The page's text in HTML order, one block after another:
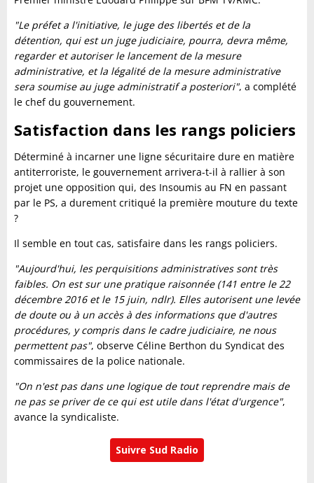
"Le préfet a l'initiative, le juge des libertés et de la
détention, qui est un juge judiciaire, pourra, devra même,
regarder et autoriser le lancement de la mesure
administrative, et la légalité de la mesure administrative
sera soumise au juge administratif a posteriori", a complété
le chef du gouvernement.
Satisfaction dans les rangs policiers
Déterminé à incarner une ligne sécuritaire dure en matière
antiterroriste, le gouvernement arrivera-t-il à rallier à son
projet une opposition qui, des Insoumis au FN en passant
par le PS, a durement critiqué la première mouture du texte
?
Il semble en tout cas, satisfaire dans les rangs policiers.
"Aujourd'hui, les perquisitions administratives sont très
faibles. On est sur une pratique raisonnée (141 entre le 22
décembre 2016 et le 15 juin, ndlr). Elles autorisent une levée
de doute ou à un accès à des informations que d'autres
procédures, y compris dans le cadre judiciaire, ne nous
permettent pas", observe Céline Berthon du Syndicat des
commissaires de la police nationale.
"On n'est pas dans une logique de tout reprendre mais de
ne pas se priver de ce qui est utile dans l'état d'urgence",
avance la syndicaliste.
Suivre Sud Radio